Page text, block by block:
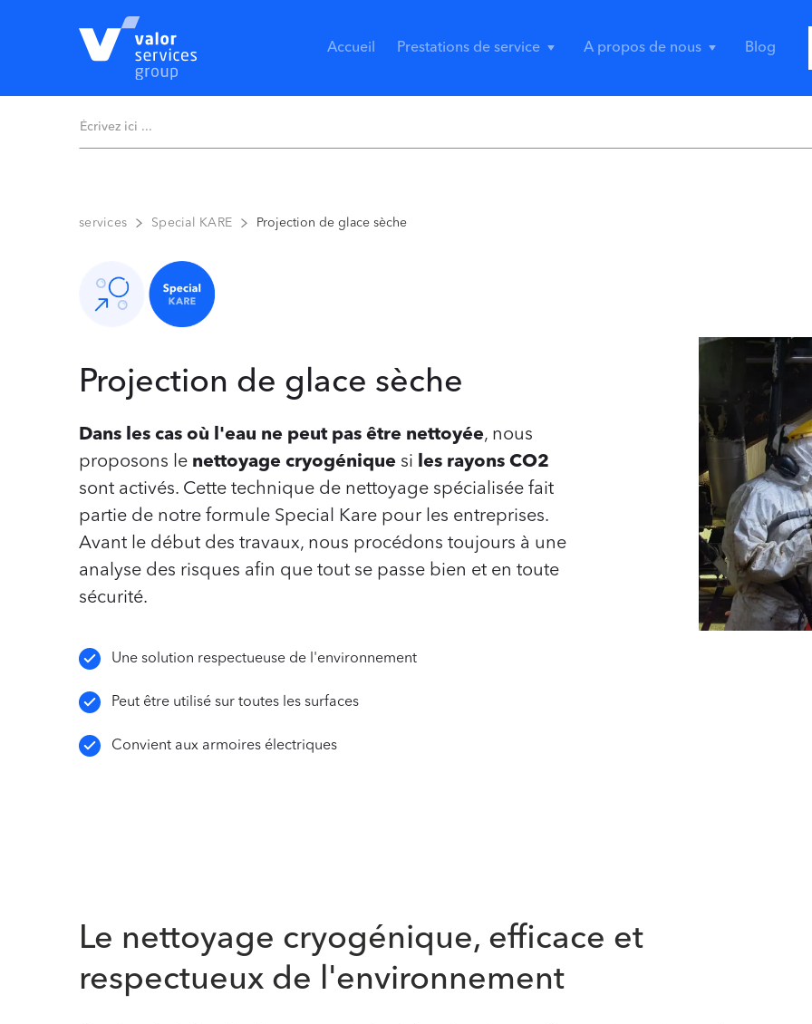
Accueil Prestations de service A propos de nous Blog
services Special KARE Projection de glace sèche
Projection de glace sèche
Dans les cas où l'eau ne peut pas être nettoyée, nous
proposons le nettoyage cryogénique si les rayons CO2
sont activés. Cette technique de nettoyage spécialisée fait
partie de notre formule Special Kare pour les entreprises.
Avant le début des travaux, nous procédons toujours à une
analyse des risques afin que tout se passe bien et en toute
sécurité.
Une solution respectueuse de l'environnement
Peut être utilisé sur toutes les surfaces
Convient aux armoires électriques
Le nettoyage cryogénique, efficace et
respectueux de l'environnement